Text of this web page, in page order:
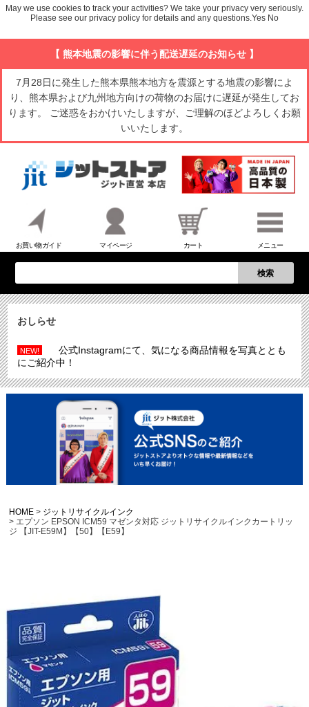
【 熊本地震の影響に伴う配送遅延のお知らせ 】
7月28日に発生した熊本県熊本地方を震源とする地震の影響によ
り、熊本県および九州地方向けの荷物のお届けに遅延が発生してお
ります。 ご迷惑をおかけいたしますが、ご理解のほどよろしくお願
いいたします。
お買い物ガイド マイページ カート メニュー
検索
おしらせ
NEW!
公式Instagramにて、気になる商品情報を写真ととも
にご紹介中！
HOME
ジットリサイクルインク
エプソン EPSON ICM59 マゼンタ対応 ジットリサイクルインクカートリッ
ジ 【JIT-E59M】【50】【E59】
May we use cookies to track your activities? We take your privacy very seriously.
Please see our privacy policy for details and any questions.Yes No